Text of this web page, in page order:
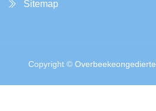
Sitemap
Copyright © Overbeekeongedierte